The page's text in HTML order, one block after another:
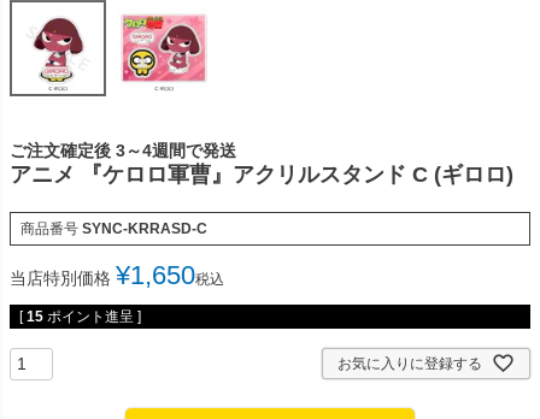
ご注文確定後 3～4週間で発送
アニメ 『ケロロ軍曹』アクリルスタンド C (ギロロ)
商品番号 SYNC-KRRASD-C
当店特別価格 ¥1,650税込
[ 15 ポイント進呈 ]
お気に入りに登録する